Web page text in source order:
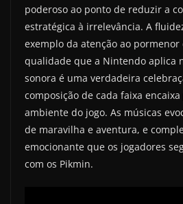
poderoso ao ponto de reduzir a
estratégica à irrelevância. A
exemplo da atenção ao
qualidade que a Nintendo aplica
sonora é uma verdadeira
composição de cada faixa
ambiente do jogo. As músicas
de maravilha e aventura, e
emocionante que os jogadores
com os Pikmin.